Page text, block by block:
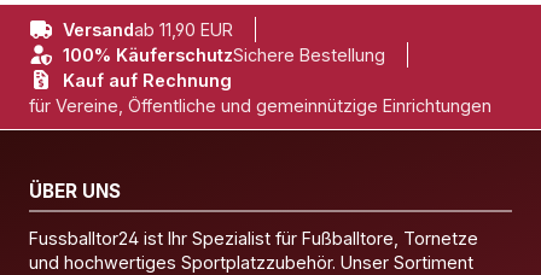
Versandab 11,90 EUR
100% KäuferschutzSichere Bestellung
Kauf auf Rechnung
für Vereine, Öffentliche und gemeinnützige Einrichtungen
ÜBER UNS
Fussballtor24 ist Ihr Spezialist für Fußballtore, Tornetze
und hochwertiges Sportplatzzubehör. Unser Sortiment